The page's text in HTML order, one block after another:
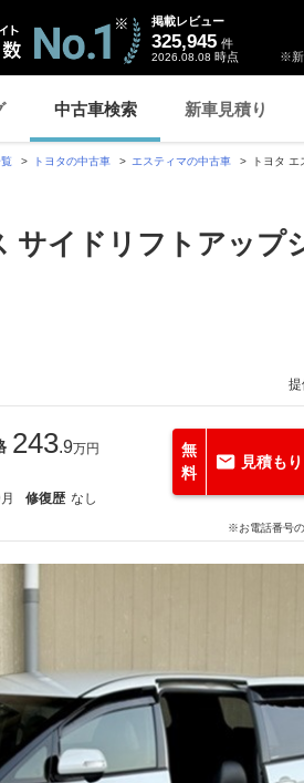
※新
掲載レビュー
325,945 件
2026.08.08 時点
中古車検索 新車見積り
トヨタの中古車 エスティマの中古車
トヨタ
サイドリフトアップ
提
243.9万円
修復歴 なし
無
料
見積も
※お電話番号の